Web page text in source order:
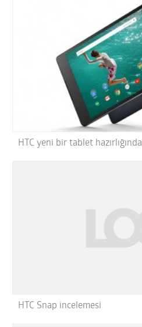
HTC yeni bir tablet hazırlığında
HTC Snap incelemesi